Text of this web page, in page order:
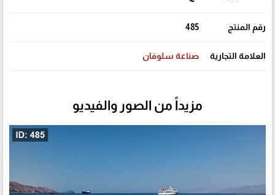
رقم المنتج 485
العلامة التجارية صناعة سلوفان
مزيداً من الصور والفيديو